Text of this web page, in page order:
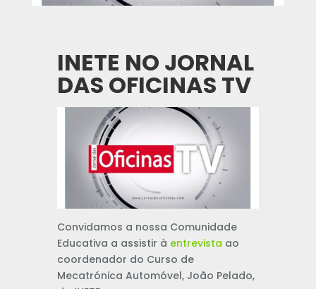
INETE NO JORNAL
DAS OFICINAS TV
Convidamos a nossa Comunidade
Educativa a assistir à entrevista ao
coordenador do Curso de
Mecatrónica Automóvel, João Pelado,